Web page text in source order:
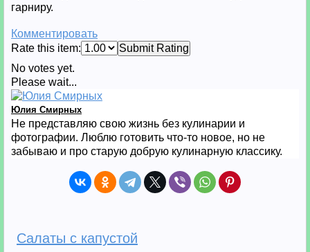
гарниру.
Комментировать
Rate this item:
Submit Rating
No votes yet.
Please wait...
Юлия Смирных
Не представляю свою жизнь без кулинарии и
фотографии. Люблю готовить что-то новое, но не
забываю и про старую добрую кулинарную классику.
Салаты с капустой